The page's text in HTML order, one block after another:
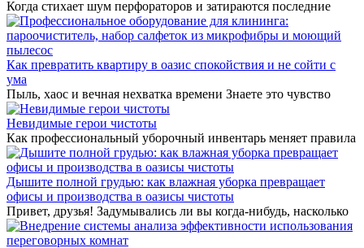
Когда стихает шум перфораторов и затираются последние
Как превратить квартиру в оазис спокойствия и не сойти с
ума
Пыль, хаос и вечная нехватка времени Знаете это чувство
Невидимые герои чистоты
Как профессиональный уборочный инвентарь меняет правила
Дышите полной грудью: как влажная уборка превращает
офисы и производства в оазисы чистоты
Привет, друзья! Задумывались ли вы когда-нибудь, насколько